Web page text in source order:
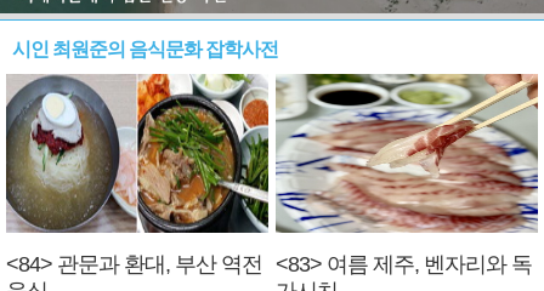
시인 최원준의 음식문화 잡학사전
<84> 관문과 환대, 부산 역전
<83> 여름 제주, 벤자리와 독